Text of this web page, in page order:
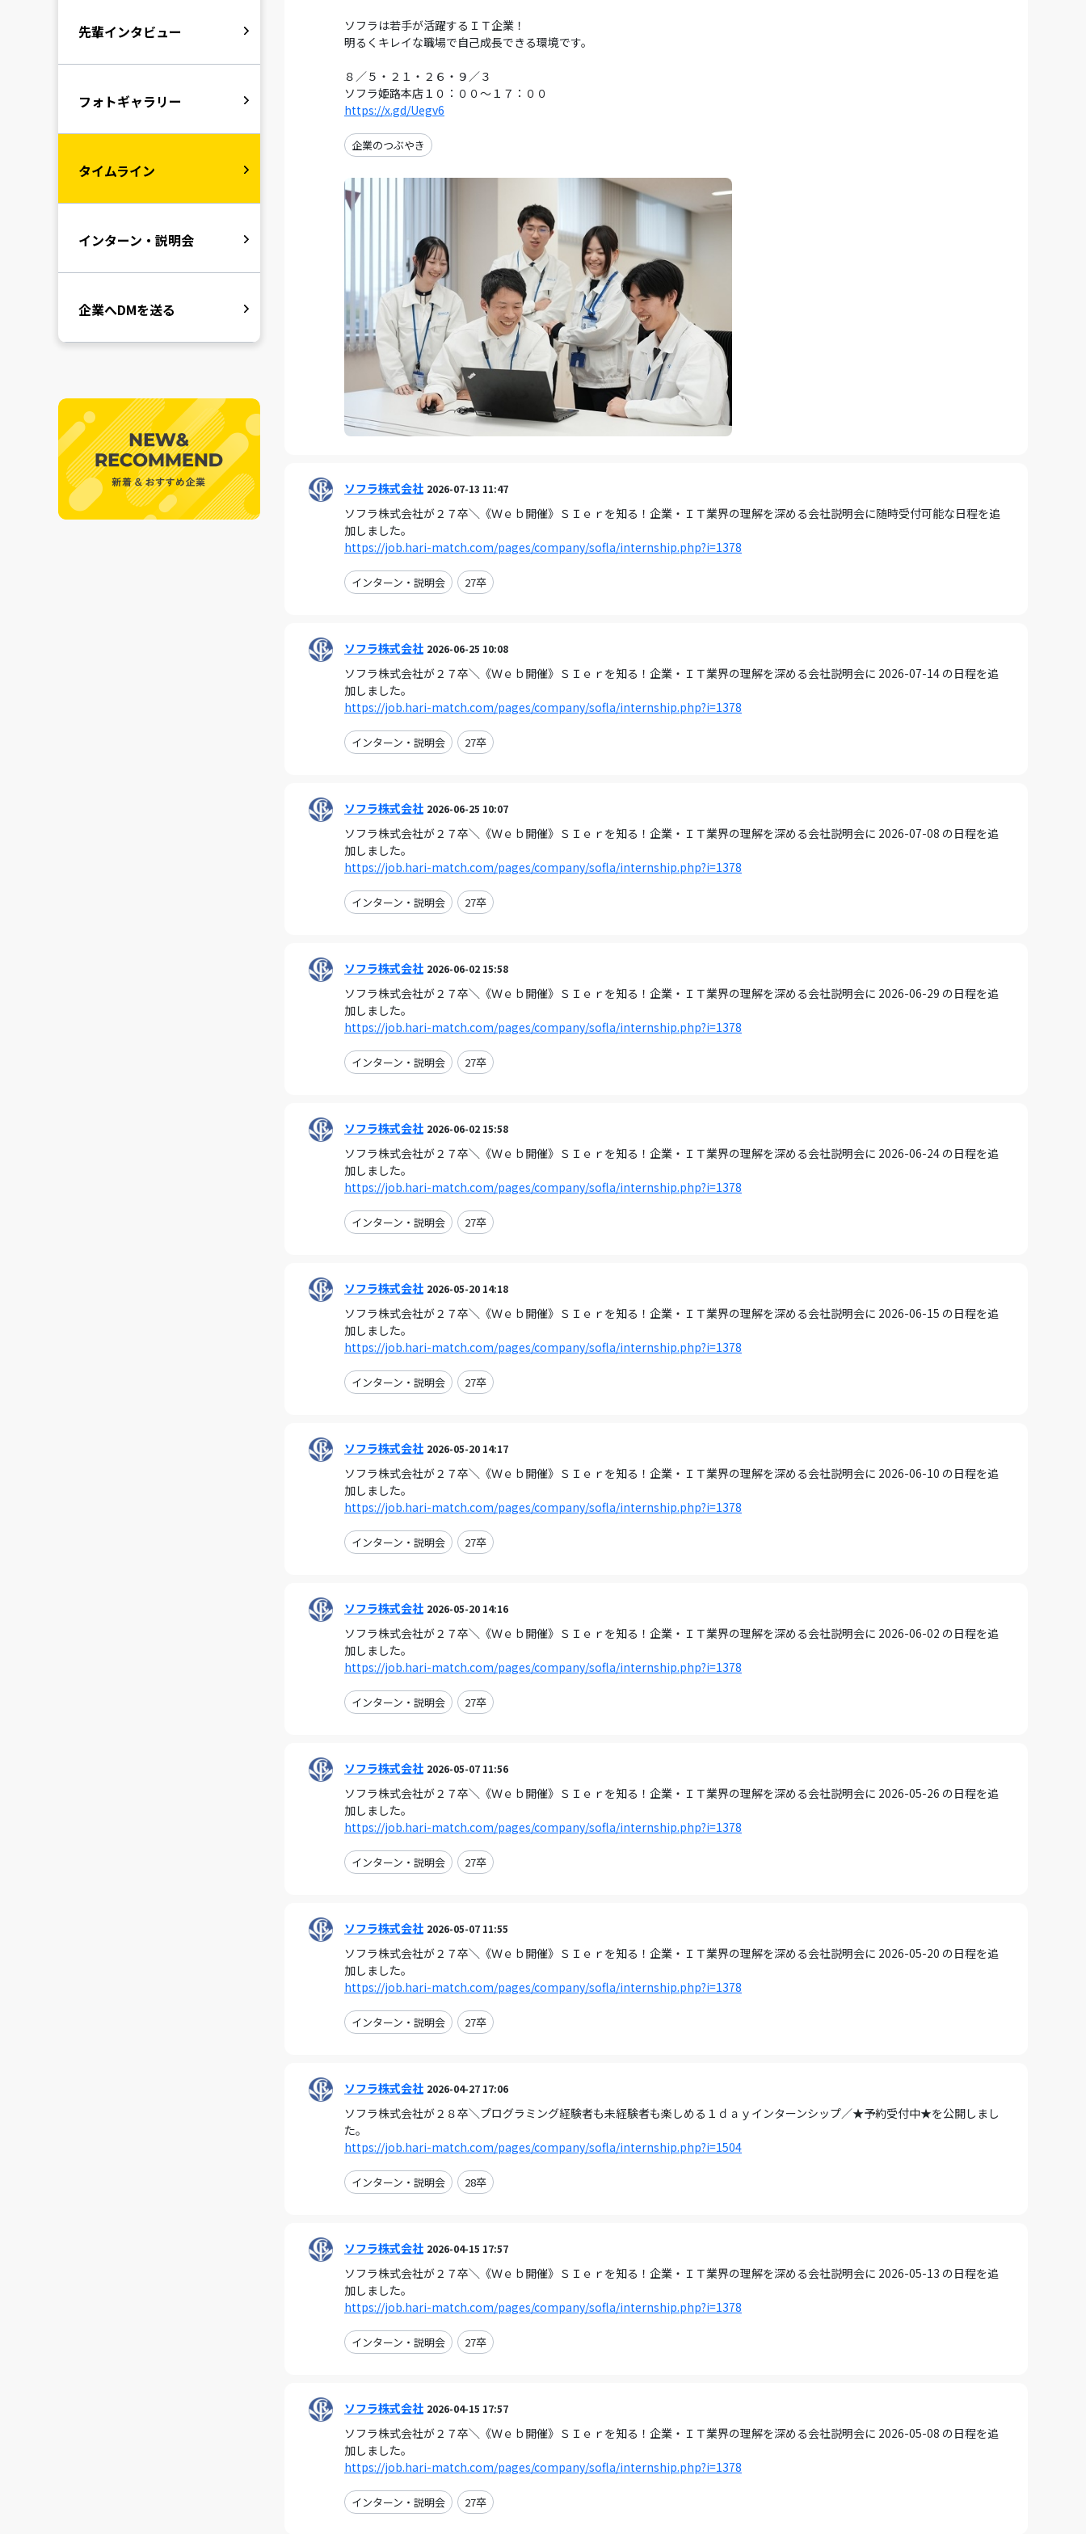
ソフラは若手が活躍するＩＴ企業！
明るくキレイな職場で自己成長できる環境です。
８／５・２１・２６・９／３
ソフラ姫路本店１０：００～１７：００
https://x.gd/Uegv6
企業のつぶやき
ソフラ株式会社 2026-07-13 11:47
ソフラ株式会社が２７卒＼《Ｗｅｂ開催》ＳＩｅｒを知る！企業・ＩＴ業界の理解を深める会社説明会に随時受付可能な日程を追
加しました。
https://job.hari-match.com/pages/company/sofla/internship.php?i=1378
インターン・説明会 27卒
ソフラ株式会社 2026-06-25 10:08
ソフラ株式会社が２７卒＼《Ｗｅｂ開催》ＳＩｅｒを知る！企業・ＩＴ業界の理解を深める会社説明会に 2026-07-14 の日程を追
加しました。
https://job.hari-match.com/pages/company/sofla/internship.php?i=1378
インターン・説明会 27卒
ソフラ株式会社 2026-06-25 10:07
ソフラ株式会社が２７卒＼《Ｗｅｂ開催》ＳＩｅｒを知る！企業・ＩＴ業界の理解を深める会社説明会に 2026-07-08 の日程を追
加しました。
https://job.hari-match.com/pages/company/sofla/internship.php?i=1378
インターン・説明会 27卒
ソフラ株式会社 2026-06-02 15:58
ソフラ株式会社が２７卒＼《Ｗｅｂ開催》ＳＩｅｒを知る！企業・ＩＴ業界の理解を深める会社説明会に 2026-06-29 の日程を追
加しました。
https://job.hari-match.com/pages/company/sofla/internship.php?i=1378
インターン・説明会 27卒
ソフラ株式会社 2026-06-02 15:58
ソフラ株式会社が２７卒＼《Ｗｅｂ開催》ＳＩｅｒを知る！企業・ＩＴ業界の理解を深める会社説明会に 2026-06-24 の日程を追
加しました。
https://job.hari-match.com/pages/company/sofla/internship.php?i=1378
インターン・説明会 27卒
ソフラ株式会社 2026-05-20 14:18
ソフラ株式会社が２７卒＼《Ｗｅｂ開催》ＳＩｅｒを知る！企業・ＩＴ業界の理解を深める会社説明会に 2026-06-15 の日程を追
加しました。
https://job.hari-match.com/pages/company/sofla/internship.php?i=1378
インターン・説明会 27卒
ソフラ株式会社 2026-05-20 14:17
ソフラ株式会社が２７卒＼《Ｗｅｂ開催》ＳＩｅｒを知る！企業・ＩＴ業界の理解を深める会社説明会に 2026-06-10 の日程を追
加しました。
https://job.hari-match.com/pages/company/sofla/internship.php?i=1378
インターン・説明会 27卒
ソフラ株式会社 2026-05-20 14:16
ソフラ株式会社が２７卒＼《Ｗｅｂ開催》ＳＩｅｒを知る！企業・ＩＴ業界の理解を深める会社説明会に 2026-06-02 の日程を追
加しました。
https://job.hari-match.com/pages/company/sofla/internship.php?i=1378
インターン・説明会 27卒
ソフラ株式会社 2026-05-07 11:56
ソフラ株式会社が２７卒＼《Ｗｅｂ開催》ＳＩｅｒを知る！企業・ＩＴ業界の理解を深める会社説明会に 2026-05-26 の日程を追
加しました。
https://job.hari-match.com/pages/company/sofla/internship.php?i=1378
インターン・説明会 27卒
ソフラ株式会社 2026-05-07 11:55
ソフラ株式会社が２７卒＼《Ｗｅｂ開催》ＳＩｅｒを知る！企業・ＩＴ業界の理解を深める会社説明会に 2026-05-20 の日程を追
加しました。
https://job.hari-match.com/pages/company/sofla/internship.php?i=1378
インターン・説明会 27卒
ソフラ株式会社 2026-04-27 17:06
ソフラ株式会社が２８卒＼プログラミング経験者も未経験者も楽しめる１ｄａｙインターンシップ／★予約受付中★を公開しまし
た。
https://job.hari-match.com/pages/company/sofla/internship.php?i=1504
インターン・説明会 28卒
ソフラ株式会社 2026-04-15 17:57
ソフラ株式会社が２７卒＼《Ｗｅｂ開催》ＳＩｅｒを知る！企業・ＩＴ業界の理解を深める会社説明会に 2026-05-13 の日程を追
加しました。
https://job.hari-match.com/pages/company/sofla/internship.php?i=1378
インターン・説明会 27卒
ソフラ株式会社 2026-04-15 17:57
ソフラ株式会社が２７卒＼《Ｗｅｂ開催》ＳＩｅｒを知る！企業・ＩＴ業界の理解を深める会社説明会に 2026-05-08 の日程を追
加しました。
https://job.hari-match.com/pages/company/sofla/internship.php?i=1378
インターン・説明会 27卒
先輩インタビュー
フォトギャラリー
タイムライン
インターン・説明会
企業へDMを送る